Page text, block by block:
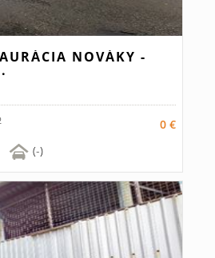
NOVÁKY -
0 €
(-)